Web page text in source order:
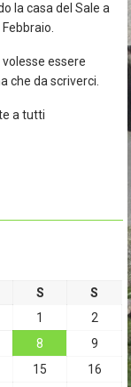
la casa del Sale a
essere
che da scriverci.
a tutti
S
S
1
2
8
9
15 16